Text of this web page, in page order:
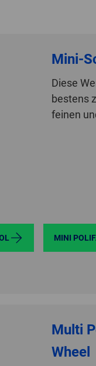
Mini-
Diese
bestens
feinen
MINI
Multi
Wheel